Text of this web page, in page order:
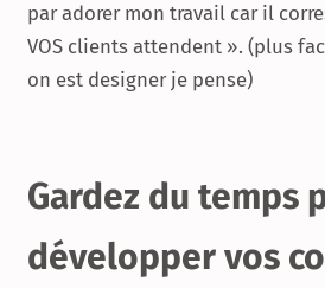
par adorer mon travail car il
VOS clients attendent ». (plus
on est designer je pense)
Gardez du temps
développer vos